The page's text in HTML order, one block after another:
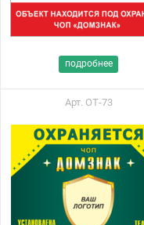
подробнее
Арт. ОТ-73